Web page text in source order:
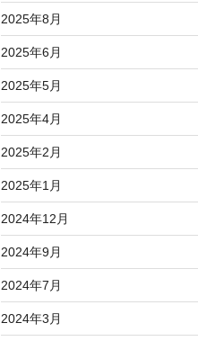
2025年8月
2025年6月
2025年5月
2025年4月
2025年2月
2025年1月
2024年12月
2024年9月
2024年7月
2024年3月